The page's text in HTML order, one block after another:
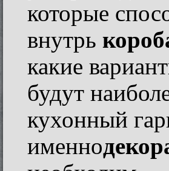
которые
внутрь
какие
будут
кухонный
именно